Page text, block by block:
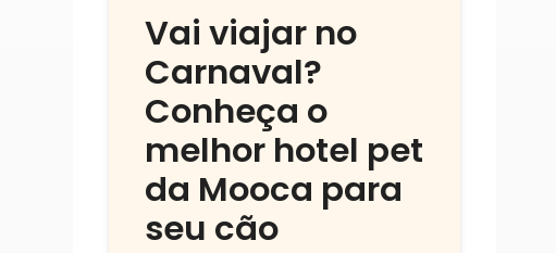
Vai viajar no
Carnaval?
Conheça o
melhor hotel pet
da Mooca para
seu cão